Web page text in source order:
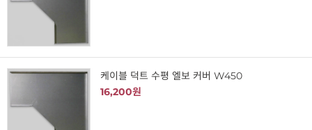
케이블 덕트 수평 엘보 커버 W450
16,200원